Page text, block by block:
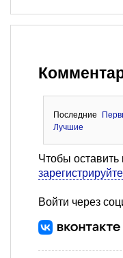
Последние
Лучшие
Чтобы
Войти через